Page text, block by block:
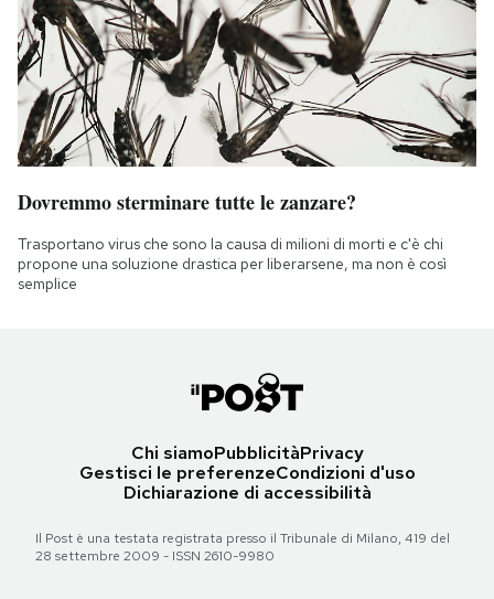
Dovremmo sterminare tutte le zanzare?
Trasportano virus che sono la causa di milioni di morti e c'è chi
propone una soluzione drastica per liberarsene, ma non è così
semplice
Chi siamoPubblicitàPrivacy
Gestisci le preferenzeCondizioni d'uso
Dichiarazione di accessibilità
Il Post è una testata registrata presso il Tribunale di Milano, 419 del
28 settembre 2009 - ISSN 2610-9980